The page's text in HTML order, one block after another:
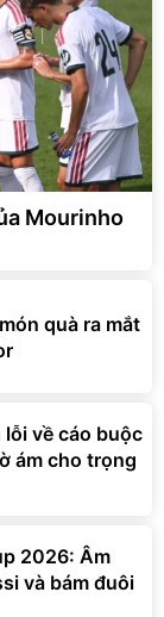
Mourinho
quà ra mắt
về cáo buộc
ám cho trọng
2026: Âm
và bám đuôi